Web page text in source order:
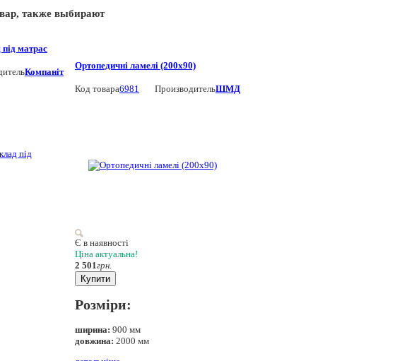
также выбирают
матрас
Компаніт
Ортопедичні ламелі (200х90)
Код товара6981 ПроизводительШМД
Є в наявності
Ціна актуальна!
2 501грн.
Купити
Розміри:
ширина: 900 мм
довжина: 2000 мм